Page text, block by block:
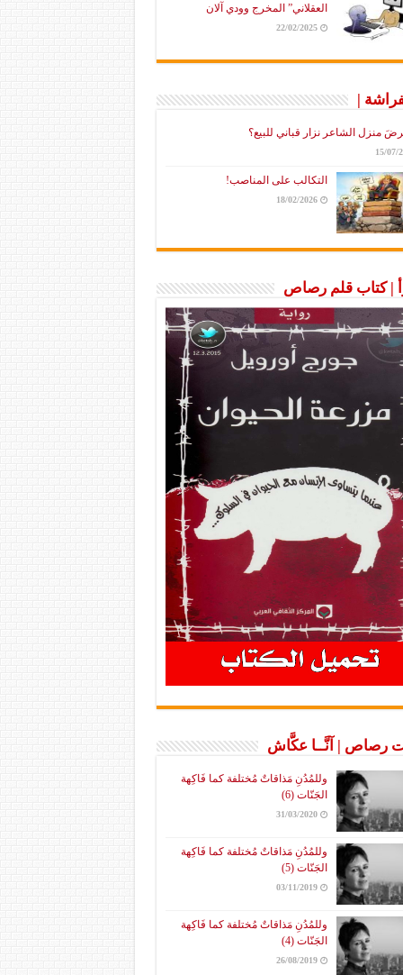
العقلاني” المخرج وودي آلان
22/02/2025
|
منزل الشاعر نزار قباني للبيع؟
15/07/
التكالب على المناصب!
18/02/2026
| كتاب قلم رصاص
رصاص | آنَّــا عكَّاش
وللمُدُنِ مَذاقاتٌ مُختلفة كما فَاكِهة
الجَنّات (6)
31/03/2020
وللمُدُنِ مَذاقاتٌ مُختلفة كما فَاكِهة
الجَنّات (5)
03/11/2019
وللمُدُنِ مَذاقاتٌ مُختلفة كما فَاكِهة
الجَنّات (4)
26/08/2019